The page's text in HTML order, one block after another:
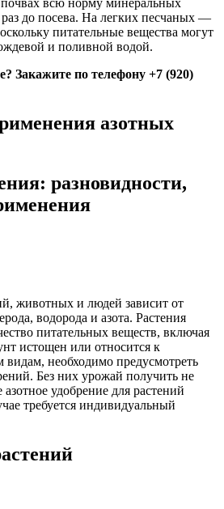
до посева. На легких песчаных —
питательные вещества могут
и поливной водой.
Закажите по телефону +7 (920)
азотных
разновидности,
животных и людей зависит от
водорода и азота. Растения
питательных веществ, включая
истощен или относится к
необходимо предусмотреть
Без них урожай получить не
азотное удобрение для растений
требуется индивидуальный